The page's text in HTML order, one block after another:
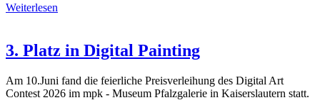
Weiterlesen
3. Platz in Digital Painting
Am 10.Juni fand die feierliche Preisverleihung des Digital Art
Contest 2026 im mpk - Museum Pfalzgalerie in Kaiserslautern statt.